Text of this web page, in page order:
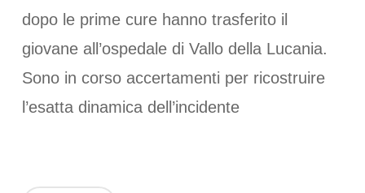
dopo le prime cure hanno trasferito il
giovane all’ospedale di Vallo della Lucania.
Sono in corso accertamenti per ricostruire
l’esatta dinamica dell’incidente